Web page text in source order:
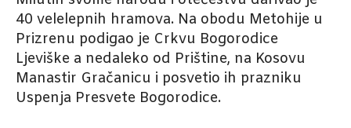
40 velelepnih hramova. Na obodu Metohije u
Prizrenu podigao je Crkvu Bogorodice
Ljeviške a nedaleko od Prištine, na Kosovu
Manastir Gračanicu i posvetio ih prazniku
Uspenja Presvete Bogorodice.